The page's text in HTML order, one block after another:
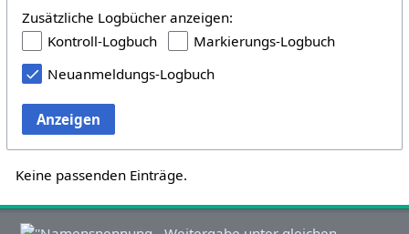
Zusätzliche Logbücher anzeigen:
Kontroll-Logbuch
Markierungs-Logbuch
Neuanmeldungs-Logbuch
Anzeigen
Keine passenden Einträge.